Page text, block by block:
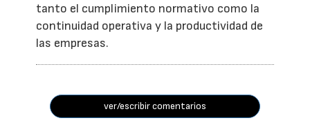
tanto el cumplimiento normativo como la
continuidad operativa y la productividad de
las empresas.
ver/escribir comentarios